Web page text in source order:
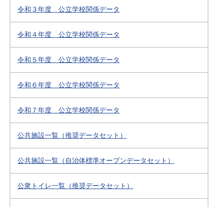
令和３年度 公立学校関係データ
令和４年度 公立学校関係データ
令和５年度 公立学校関係データ
令和６年度 公立学校関係データ
令和７年度 公立学校関係データ
公共施設一覧（推奨データセット）
公共施設一覧（自治体標準オープンデータセット）
公衆トイレ一覧（推奨データセット）